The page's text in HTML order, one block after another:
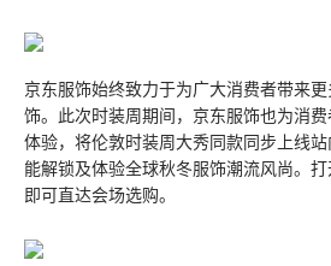
京东服饰始终致力于为广大消费者带来
饰。此次时装周期间，京东服饰也为消费
体验，将伦敦时装周大秀同款同步上线
能解锁及体验全球秋冬服饰潮流风尚。打
即可直达会场选购。